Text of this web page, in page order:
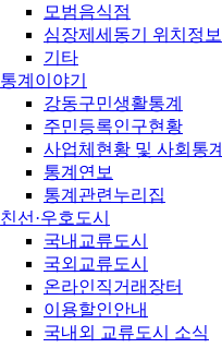
모범음식점
심장제세동기 위치정보
기타
통계이야기
강동구민생활통계
주민등록인구현황
사업체현황 및 사회통계
통계연보
통계관련누리집
친선·우호도시
국내교류도시
국외교류도시
온라인직거래장터
이용할인안내
국내외 교류도시 소식